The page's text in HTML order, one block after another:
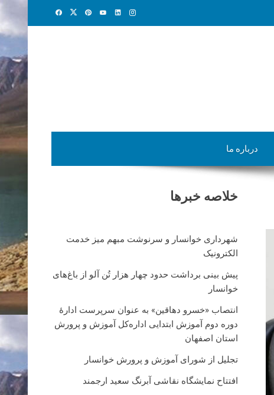
درباره ما
خلاصه خبرها
شهرداری خوانسار و سرنوشت مبهم میز خدمت
الکترونیک
پیش بینی برداشت حدود چهار هزار تُن آلو از باغ‌های
خوانسار
انتصاب «خسرو دهاقین» به عنوان سرپرست ادارۀ
دوره دوم آموزش ابتدایی اداره‌کل آموزش و پرورش
استان اصفهان
تجلیل از شورای آموزش و پرورش خوانسار
افتتاح نمایشگاه نقاشی آبرنگ سعید ارجمند